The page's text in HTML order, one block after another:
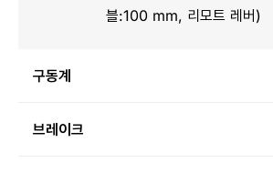
블:100 mm, 리모트 레버)
구동계
브레이크